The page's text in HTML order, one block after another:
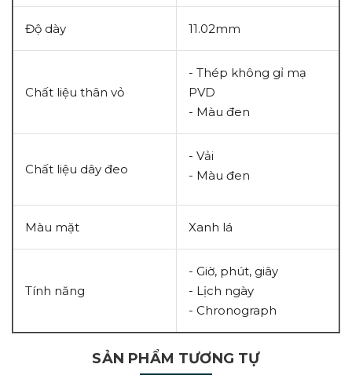
Độ dày 11.02mm
Chất liệu thân vỏ
- Thép không gỉ mạ
PVD
- Màu đen
Chất liệu dây đeo
- Vải
- Màu đen
Màu mặt Xanh lá
Tính năng
- Giờ, phút, giây
- Lịch ngày
- Chronograph
SẢN PHẨM TƯƠNG TỰ